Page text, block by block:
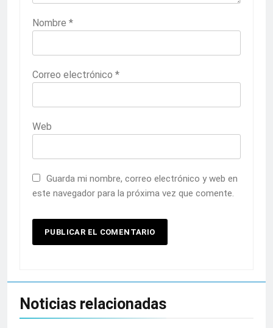
Nombre *
Correo electrónico *
Web
Guarda mi nombre, correo electrónico y web en
este navegador para la próxima vez que comente.
Noticias relacionadas